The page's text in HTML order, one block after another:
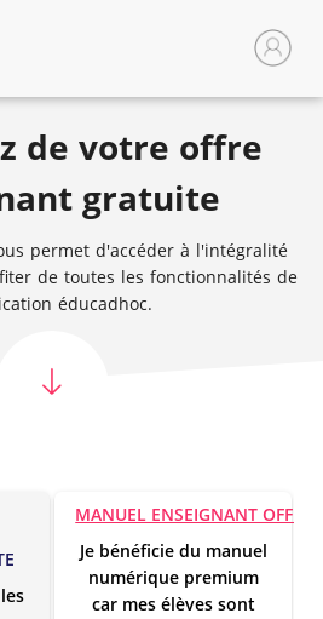
de votre offre
gratuite
permet d'accéder à l'intégralité
de toutes les fonctionnalités de
éducadhoc.
MANUEL ENSEIGNANT OFFERT
Je bénéficie du manuel
numérique premium
car mes élèves sont